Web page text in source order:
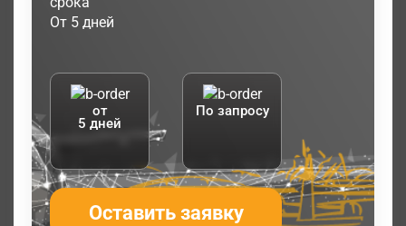
От 5 дней
от
5 дней
По запросу
Оставить заявку